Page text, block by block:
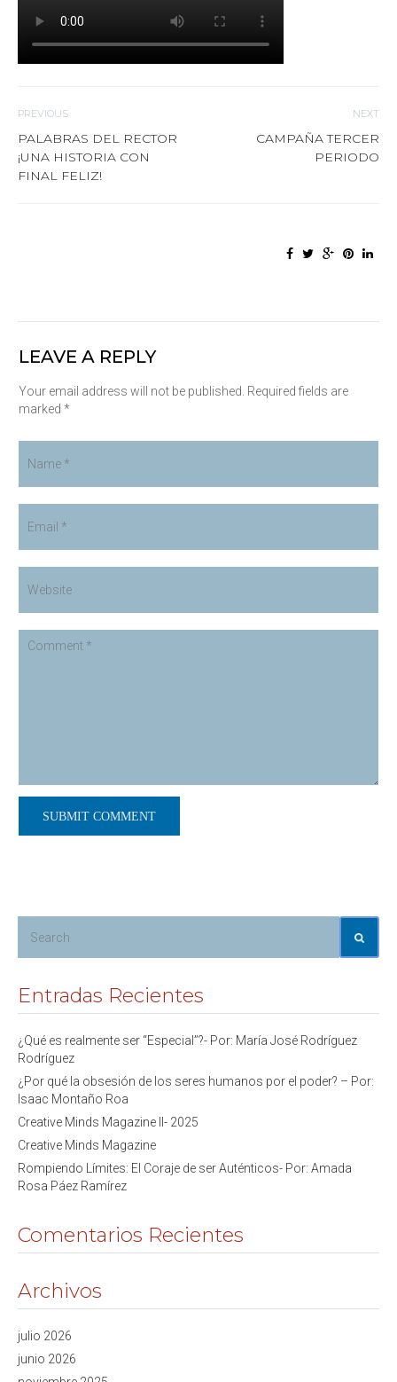
PREVIOUS
PALABRAS DEL RECTOR
¡UNA HISTORIA CON
FINAL FELIZ!
NEXT
CAMPAÑA TERCER
PERIODO
LEAVE A REPLY
Your email address will not be published. Required fields are
marked *
Entradas Recientes
¿Qué es realmente ser “Especial”?- Por: María José Rodríguez
Rodríguez
¿Por qué la obsesión de los seres humanos por el poder? – Por:
Isaac Montaño Roa
Creative Minds Magazine II- 2025
Creative Minds Magazine
Rompiendo Límites: El Coraje de ser Auténticos- Por: Amada
Rosa Páez Ramírez
Comentarios Recientes
Archivos
julio 2026
junio 2026